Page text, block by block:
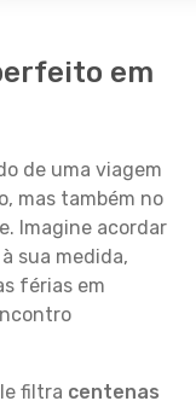
em
de uma viagem
mas também no
Imagine acordar
sua medida,
férias em
filtra centenas